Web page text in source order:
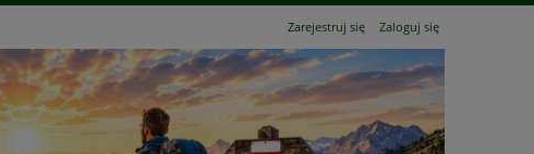
Zarejestruj się Zaloguj się